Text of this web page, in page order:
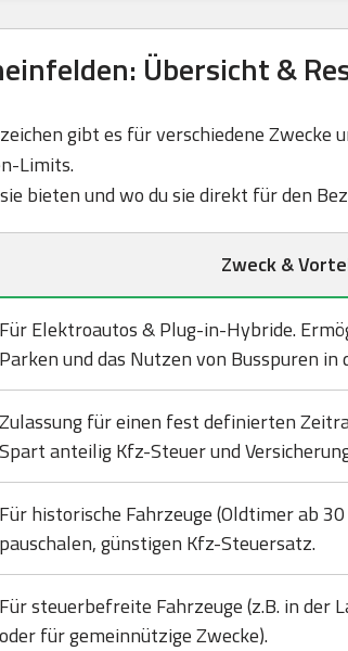
Übersicht &
gibt es für verschiedene
Limits.
bieten und wo du sie direkt für den
Zweck &
Für Elektroautos & Plug-in-Hybride.
Parken und das Nutzen von Busspuren in
Zulassung für einen fest definierten
Spart anteilig Kfz-Steuer und
Für historische Fahrzeuge (Oldtimer ab
pauschalen, günstigen Kfz-Steuersatz.
Für steuerbefreite Fahrzeuge (z.B. in der
oder für gemeinnützige Zwecke).